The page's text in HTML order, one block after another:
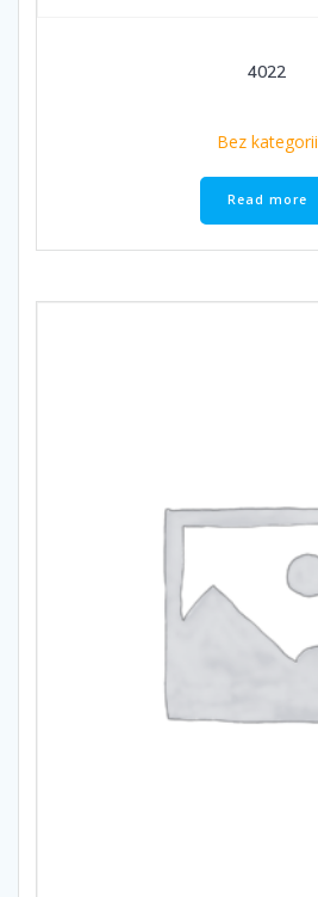
4022
Bez kategorii
Read more